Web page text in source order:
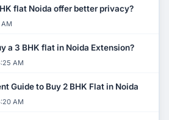
flat Noida offer better privacy?
a 3 BHK flat in Noida Extension?
AM
Guide to Buy 2 BHK Flat in Noida
AM